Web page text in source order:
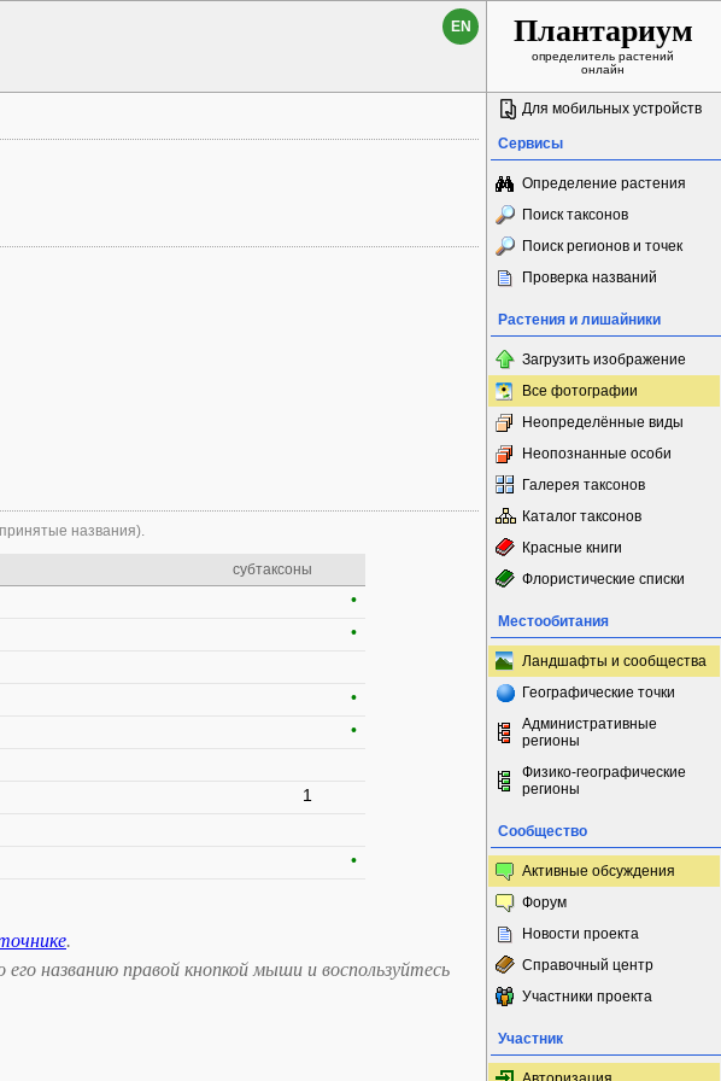
EN Плантариум
определитель растений
онлайн
названия).
субтаксоны
•
•
•
•
1
•
.
названию правой кнопкой мыши и воспользуйтесь
Для мобильных устройств
Сервисы
Определение растения
Поиск таксонов
Поиск регионов и точек
Проверка названий
Растения и лишайники
Загрузить изображение
Все фотографии
Неопределённые виды
Неопознанные особи
Галерея таксонов
Каталог таксонов
Красные книги
Флористические списки
Местообитания
Ландшафты и сообщества
Географические точки
Административные
регионы
Физико-географические
регионы
Сообщество
Активные обсуждения
Форум
Новости проекта
Справочный центр
Участники проекта
Участник